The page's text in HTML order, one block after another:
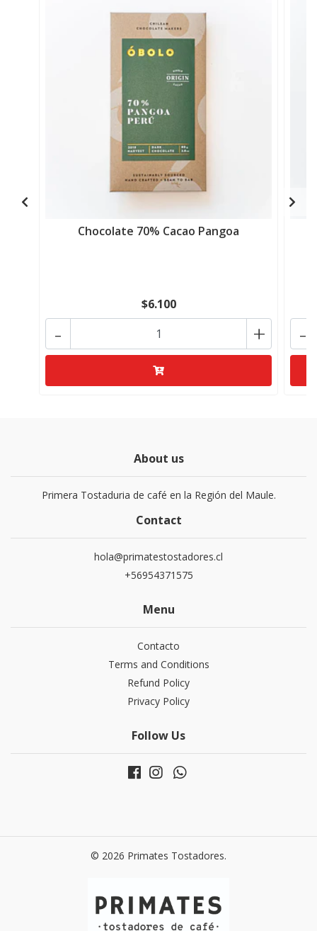
Chocolate 70% Cacao Pangoa
$6.100
+
- -
About us
Primera Tostaduria de café en la Región del Maule.
Contact
hola@primatestostadores.cl
+56954371575
Menu
Contacto
Terms and Conditions
Refund Policy
Privacy Policy
Follow Us
© 2026 Primates Tostadores.